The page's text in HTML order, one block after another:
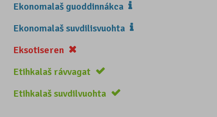
Ekonomalaš guoddinnákca
Ekonomalaš suvdilisvuohta
Eksotiseren
Etihkalaš rávvagat
Etihkalaš suvdilvuohta